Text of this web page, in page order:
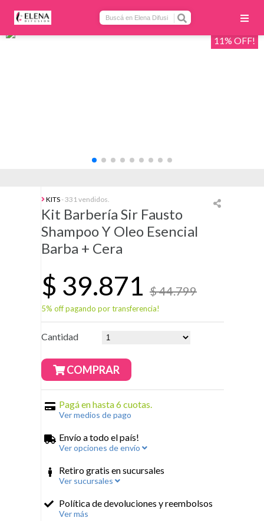
11% OFF!
KITS- 331 vendidos.
Kit Barbería Sir Fausto
Shampoo Y Oleo Esencial
Barba + Cera
$ 39.871 $ 44.799
5% off pagando por transferencia!
Cantidad
COMPRAR
Pagá en hasta 6 cuotas.
Ver medios de pago
Envío a todo el país!
Ver opciones de envío
Retiro gratis en sucursales
Ver sucursales
Política de devoluciones y reembolsos
Ver más